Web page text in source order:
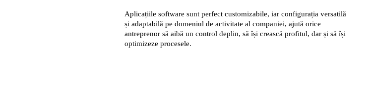
Aplicațiile software sunt perfect customizabile, iar configurația versatilă
și adaptabilă pe domeniul de activitate al companiei, ajută orice
antreprenor să aibă un control deplin, să își crească profitul, dar și să își
optimizeze procesele.